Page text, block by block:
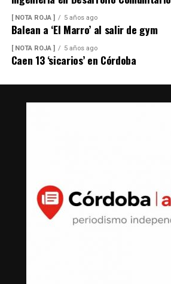
[ NOTA ROJA ] 5 años ago
Balean a ‘El Marro’ al salir de gym
[ NOTA ROJA ] 5 años ago
Caen 13 ‘sicarios’ en Córdoba